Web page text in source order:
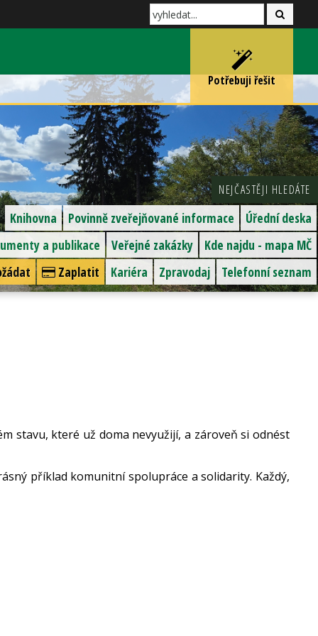
Potřebuji řešit
NEJČASTĚJI HLEDÁTE
Úřední deska
Povinně zveřejňované informace
Knihovna
Kde najdu - mapa MČ
Veřejné zakázky
a publikace
Telefonní seznam
Zpravodaj
Kariéra
Zaplatit
stavu, které už doma nevyužijí, a zároveň si odnést
příklad komunitní spolupráce a solidarity. Každý,